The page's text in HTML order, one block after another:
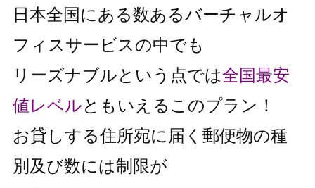
日本全国にある数あるバーチャルオ
フィスサービスの中でも
リーズナブルという点では全国最安
値レベルと もいえるこのプラン！
お貸しする住所宛に届く郵便物の種
別及び数には制限が